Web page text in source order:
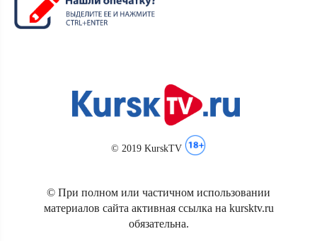
© 2019 KurskTV
© При полном или частичном использовании
материалов сайта активная ссылка на kursktv.ru
обязательна.